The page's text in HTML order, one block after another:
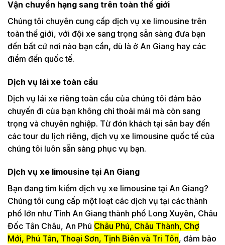
Vận chuyển hạng sang trên toàn thế giới
Chúng tôi chuyên cung cấp dịch vụ xe limousine trên
toàn thế giới, với đội xe sang trọng sẵn sàng đưa bạn
đến bất cứ nơi nào bạn cần, dù là ở An Giang hay các
điểm đến quốc tế.
Dịch vụ lái xe toàn cầu
Dịch vụ lái xe riêng toàn cầu của chúng tôi đảm bảo
chuyến đi của bạn không chỉ thoải mái mà còn sang
trọng và chuyên nghiệp. Từ đón khách tại sân bay đến
các tour du lịch riêng, dịch vụ xe limousine quốc tế của
chúng tôi luôn sẵn sàng phục vụ bạn.
Dịch vụ xe limousine tại An Giang
Bạn đang tìm kiếm dịch vụ xe limousine tại An Giang?
Chúng tôi cung cấp một loạt các dịch vụ tại các thành
phố lớn như Tỉnh An Giang thành phố Long Xuyên, Châu
Đốc Tân Châu, An Phú Châu Phú, Châu Thành, Chợ
Mới, Phú Tân, Thoại Sơn, Tịnh Biên và Tri Tôn, đảm bảo